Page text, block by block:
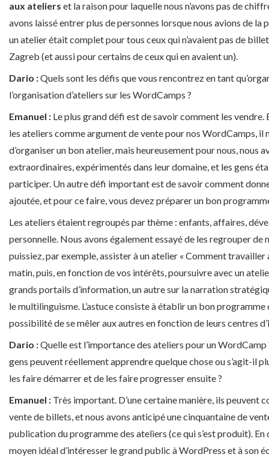
aux ateliers et la raison pour laquelle nous n’avons pas de
avons laissé entrer plus de personnes lorsque nous avions de la
un atelier était complet pour tous ceux qui n’avaient pas de
Zagreb (et aussi pour certains de ceux qui en avaient un).
Dario :Quels sont les défis que vous rencontrez en tant
l’organisation d’ateliers sur les WordCamps ?
Emanuel : Le plus grand défi est de savoir comment les vendre.
les ateliers comme argument de vente pour nos WordCamps, il
d’organiser un bon atelier, mais heureusement pour nous, nous
extraordinaires, expérimentés dans leur domaine, et les gens
participer. Un autre défi important est de savoir comment
ajoutée, et pour ce faire, vous devez préparer un bon
Les ateliers étaient regroupés par thème : enfants, affaires,
personnelle. Nous avons également essayé de les regrouper de
puissiez, par exemple, assister à un atelier « Comment travailler
matin, puis, en fonction de vos intérêts, poursuivre avec un
grands portails d’information, un autre sur la narration
le multilinguisme. L’astuce consiste à établir un bon programme
possibilité de se mêler aux autres en fonction de leurs centres
Dario :Quelle est l’importance des ateliers pour un WordCamp
gens peuvent réellement apprendre quelque chose ou s’agit-il
les faire démarrer et de les faire progresser ensuite ?
Emanuel : Très important. D’une certaine manière, ils peuvent
vente de billets, et nous avons anticipé une cinquantaine de
publication du programme des ateliers (ce qui s’est produit). En
moyen idéal d’intéresser le grand public à WordPress et à son